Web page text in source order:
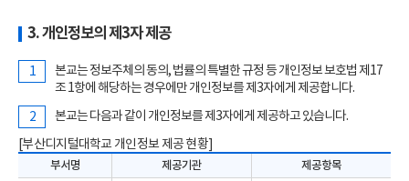
3. 개인정보의 제3자 제공
본교는 정보주체의 동의, 법률의 특별한 규정 등 개인정보 보호법 제17
조 1항에 해당하는 경우에만 개인정보를 제3자에게 제공합니다.
본교는 다음과 같이 개인정보를 제3자에게 제공하고 있습니다.
[부산디지털대학교 개인정보 제공 현황]
부서명 제공기관 제공항목